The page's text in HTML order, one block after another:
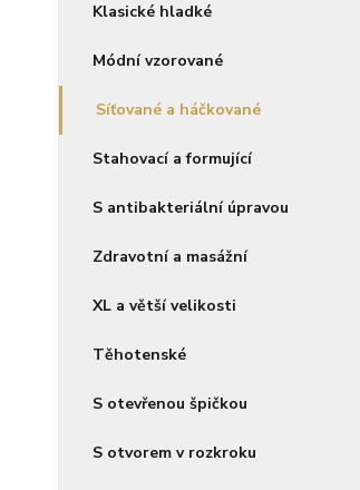
Klasické hladké
Módní vzorované
Síťované a háčkované
Stahovací a formující
S antibakteriální úpravou
Zdravotní a masážní
XL a větší velikosti
Těhotenské
S otevřenou špičkou
S otvorem v rozkroku